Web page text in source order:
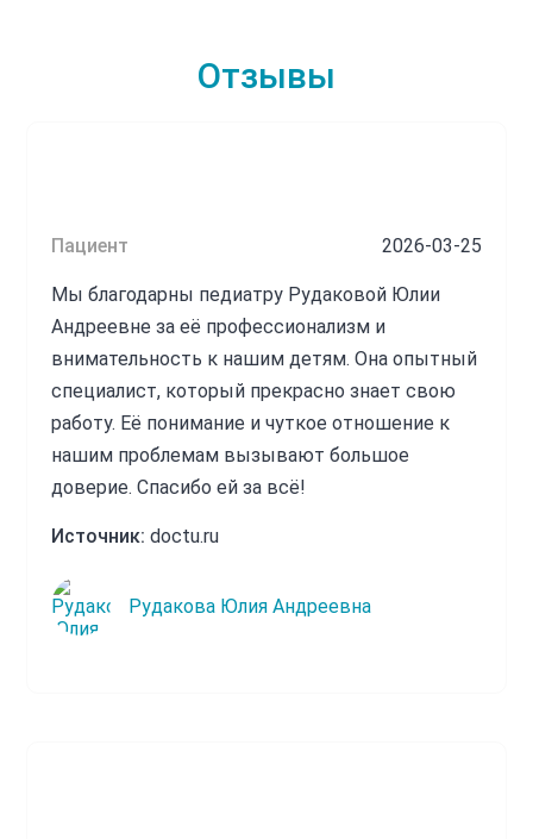
Отзывы
Пациент 2026-03-25
Мы благодарны педиатру Рудаковой Юлии
Андреевне за её профессионализм и
внимательность к нашим детям. Она опытный
специалист, который прекрасно знает свою
работу. Её понимание и чуткое отношение к
нашим проблемам вызывают большое
доверие. Спасибо ей за всё!
Источник: doctu.ru
Рудакова Юлия Андреевна